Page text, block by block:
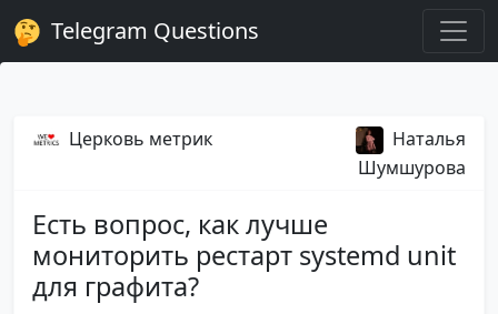
Telegram Questions
Церковь метрик
Наталья
Шумшурова
Есть вопрос, как лучше
мониторить рестарт systemd unit
для графита?